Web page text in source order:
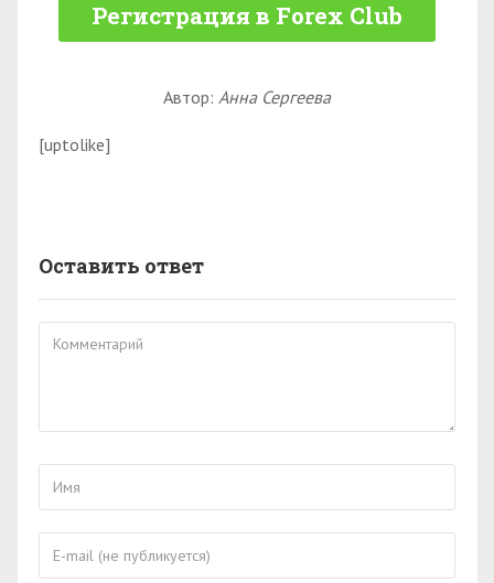
Регистрация в Forex Club
Автор: Анна Сергеева
[uptolike]
Оставить ответ